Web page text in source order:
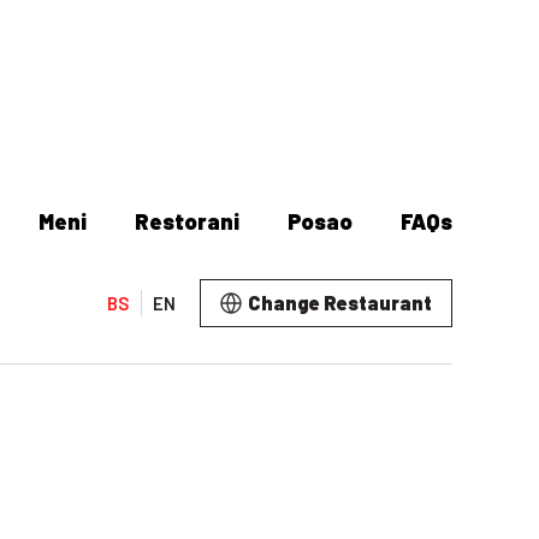
Meni Restorani Posao FAQs
BS EN Change Restaurant